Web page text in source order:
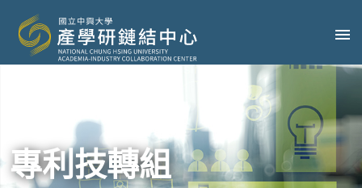
專利技轉組